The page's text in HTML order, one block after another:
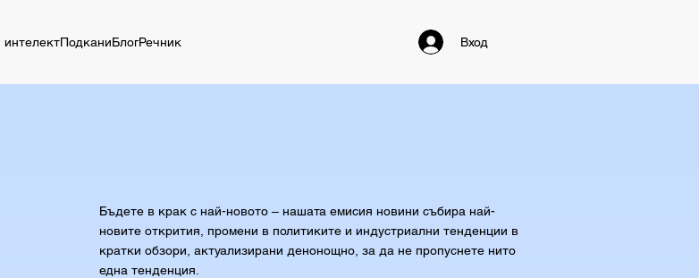
интелектПодканиБлогРечник Вход
Бъдете в крак с най-новото – нашата емисия новини събира най-
новите открития, промени в политиките и индустриални тенденции в
кратки обзори, актуализирани денонощно, за да не пропуснете нито
една тенденция.